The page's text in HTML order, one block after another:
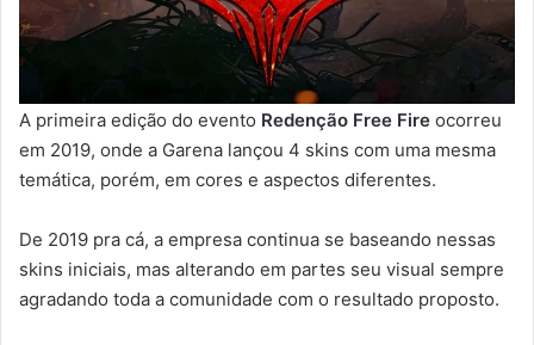
A primeira edição do evento Redenção Free Fire ocorreu
em 2019, onde a Garena lançou 4 skins com uma mesma
temática, porém, em cores e aspectos diferentes.
De 2019 pra cá, a empresa continua se baseando nessas
skins iniciais, mas alterando em partes seu visual sempre
agradando toda a comunidade com o resultado proposto.